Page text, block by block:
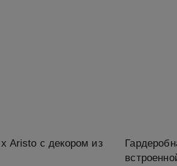
Aristo с декором из